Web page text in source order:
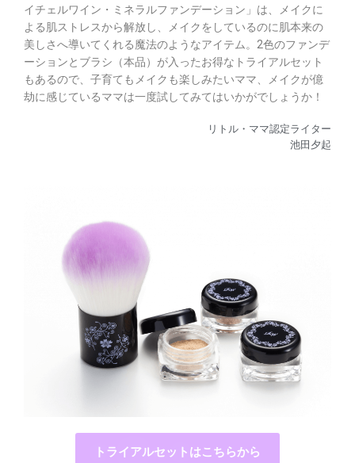
イチェルワイン・ミネラルファンデーション」は、メイクに
よる肌ストレスから解放し、メイクをしているのに肌本来の
美しさへ導いてくれる魔法のようなアイテム。2色のファンデ
ーションとブラシ（本品）が入ったお得なトライアルセット
もあるので、子育てもメイクも楽しみたいママ、メイクが億
劫に感じているママは一度試してみてはいかがでしょうか！
リトル・ママ認定ライター
池田夕起
トライアルセットはこちらから